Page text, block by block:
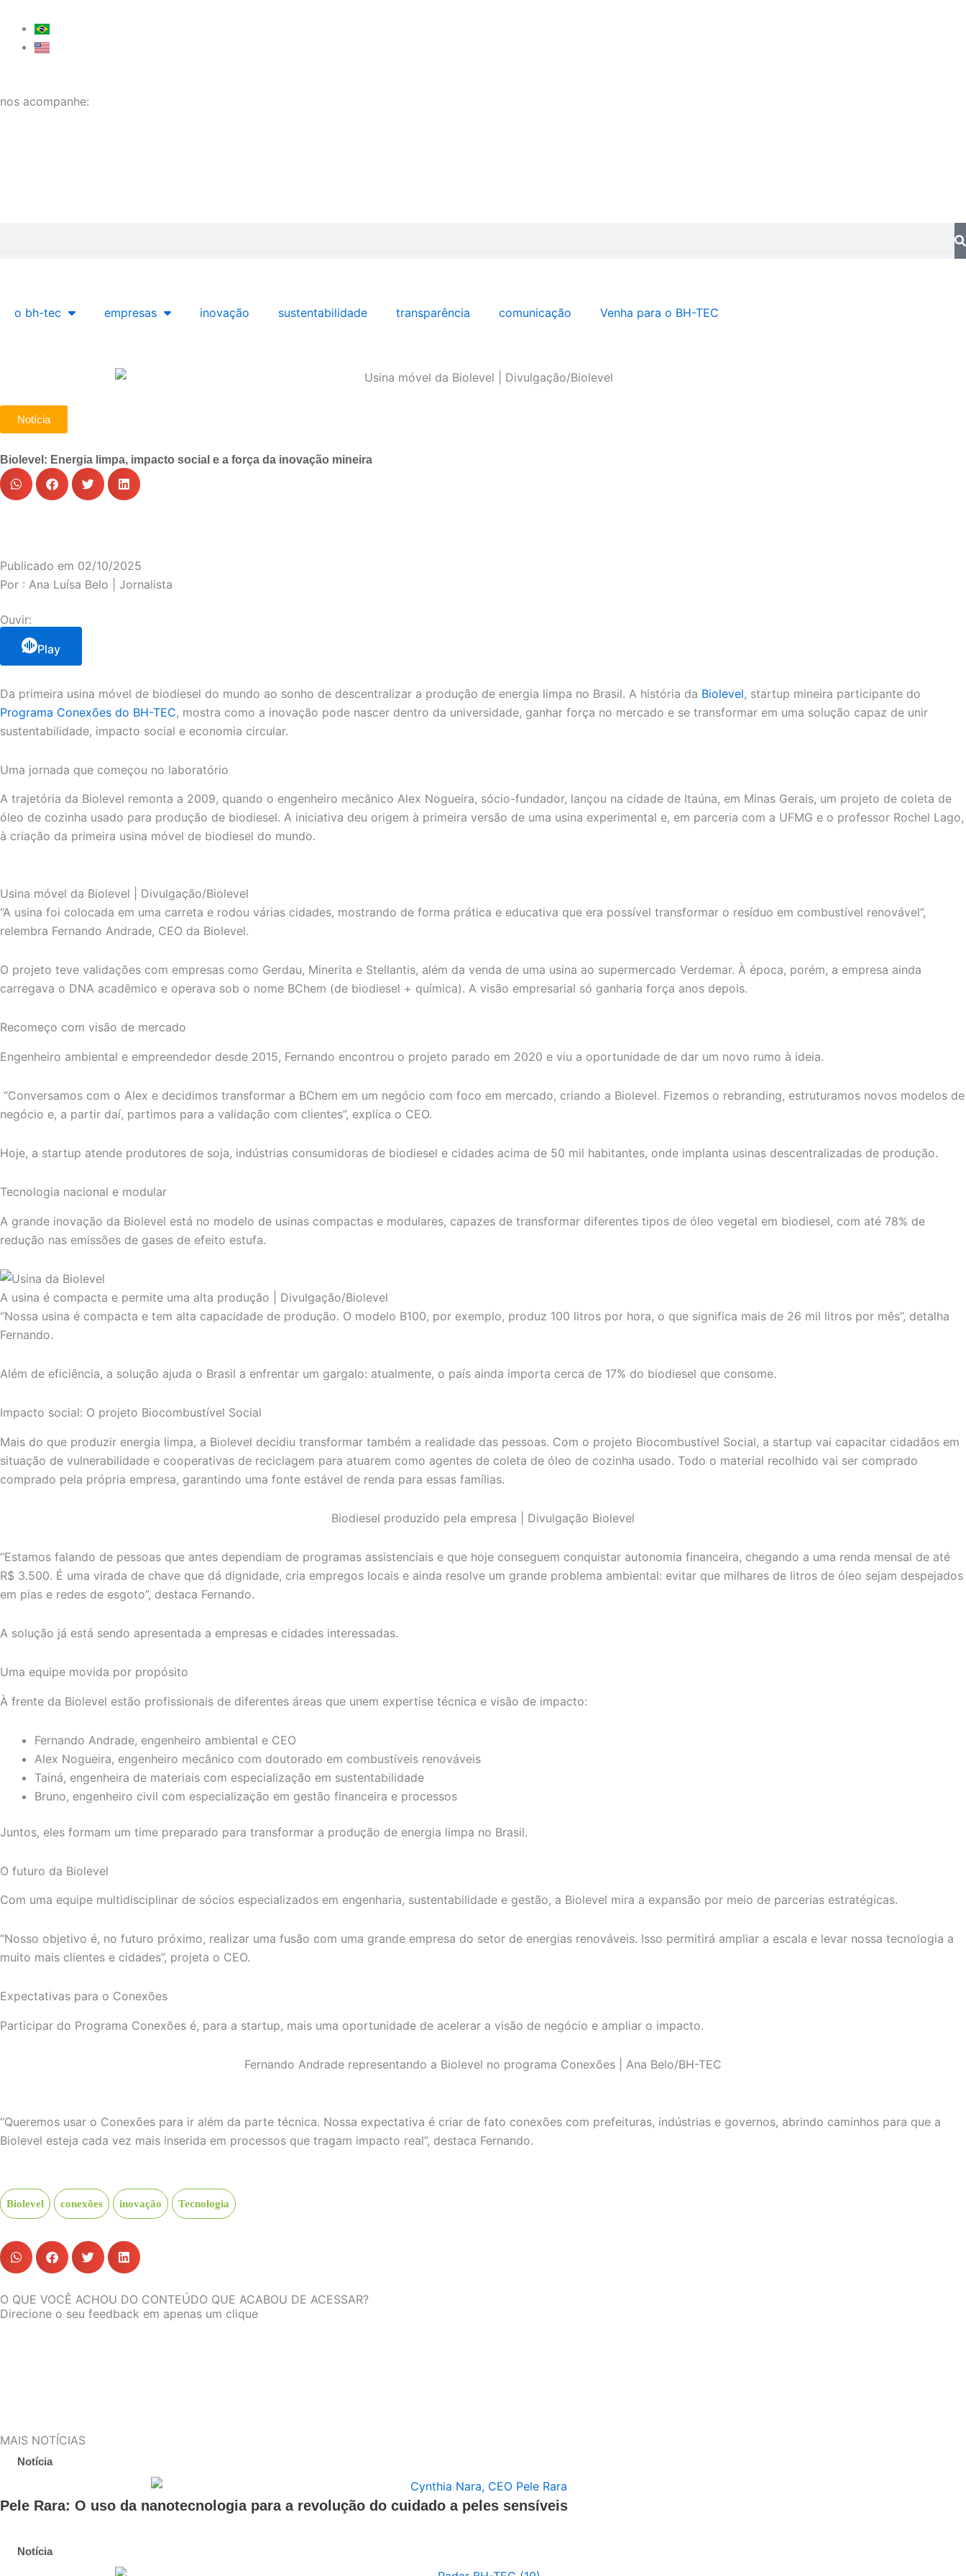
para
nos acompanhe:
o bh-tec empresas inovação sustentabilidade transparência comunicação Venha para o BH-TEC
Notícia
Biolevel: Energia limpa, impacto social e a força da inovação mineira
Publicado em 02/10/2025
Por : Ana Luísa Belo | Jornalista
Ouvir:
Play
Da primeira usina móvel de biodiesel do mundo ao sonho de descentralizar a produção de energia limpa no Brasil. A história da Biolevel, startup mineira participante do
Programa Conexões do BH-TEC, mostra como a inovação pode nascer dentro da universidade, ganhar força no mercado e se transformar em uma solução capaz de unir
sustentabilidade, impacto social e economia circular.
Uma jornada que começou no laboratório
A trajetória da Biolevel remonta a 2009, quando o engenheiro mecânico Alex Nogueira, sócio-fundador, lançou na cidade de Itaúna, em Minas Gerais, um projeto de coleta de
óleo de cozinha usado para produção de biodiesel. A iniciativa deu origem à primeira versão de uma usina experimental e, em parceria com a UFMG e o professor Rochel Lago,
à criação da primeira usina móvel de biodiesel do mundo.
Usina móvel da Biolevel | Divulgação/Biolevel
“A usina foi colocada em uma carreta e rodou várias cidades, mostrando de forma prática e educativa que era possível transformar o resíduo em combustível renovável”,
relembra Fernando Andrade, CEO da Biolevel.
O projeto teve validações com empresas como Gerdau, Minerita e Stellantis, além da venda de uma usina ao supermercado Verdemar. À época, porém, a empresa ainda
carregava o DNA acadêmico e operava sob o nome BChem (de biodiesel + química). A visão empresarial só ganharia força anos depois.
Recomeço com visão de mercado
Engenheiro ambiental e empreendedor desde 2015, Fernando encontrou o projeto parado em 2020 e viu a oportunidade de dar um novo rumo à ideia.
“Conversamos com o Alex e decidimos transformar a BChem em um negócio com foco em mercado, criando a Biolevel. Fizemos o rebranding, estruturamos novos modelos de
negócio e, a partir daí, partimos para a validação com clientes”, explica o CEO.
Hoje, a startup atende produtores de soja, indústrias consumidoras de biodiesel e cidades acima de 50 mil habitantes, onde implanta usinas descentralizadas de produção.
Tecnologia nacional e modular
A grande inovação da Biolevel está no modelo de usinas compactas e modulares, capazes de transformar diferentes tipos de óleo vegetal em biodiesel, com até 78% de
redução nas emissões de gases de efeito estufa.
A usina é compacta e permite uma alta produção | Divulgação/Biolevel
“Nossa usina é compacta e tem alta capacidade de produção. O modelo B100, por exemplo, produz 100 litros por hora, o que significa mais de 26 mil litros por mês”, detalha
Fernando.
Além de eficiência, a solução ajuda o Brasil a enfrentar um gargalo: atualmente, o país ainda importa cerca de 17% do biodiesel que consome.
Impacto social: O projeto Biocombustível Social
Mais do que produzir energia limpa, a Biolevel decidiu transformar também a realidade das pessoas. Com o projeto Biocombustível Social, a startup vai capacitar cidadãos em
situação de vulnerabilidade e cooperativas de reciclagem para atuarem como agentes de coleta de óleo de cozinha usado. Todo o material recolhido vai ser comprado
comprado pela própria empresa, garantindo uma fonte estável de renda para essas famílias.
Biodiesel produzido pela empresa | Divulgação Biolevel
“Estamos falando de pessoas que antes dependiam de programas assistenciais e que hoje conseguem conquistar autonomia financeira, chegando a uma renda mensal de até
R$ 3.500. É uma virada de chave que dá dignidade, cria empregos locais e ainda resolve um grande problema ambiental: evitar que milhares de litros de óleo sejam despejados
em pias e redes de esgoto”, destaca Fernando.
A solução já está sendo apresentada a empresas e cidades interessadas.
Uma equipe movida por propósito
À frente da Biolevel estão profissionais de diferentes áreas que unem expertise técnica e visão de impacto:
Fernando Andrade, engenheiro ambiental e CEO
Alex Nogueira, engenheiro mecânico com doutorado em combustíveis renováveis
Tainá, engenheira de materiais com especialização em sustentabilidade
Bruno, engenheiro civil com especialização em gestão financeira e processos
Juntos, eles formam um time preparado para transformar a produção de energia limpa no Brasil.
O futuro da Biolevel
Com uma equipe multidisciplinar de sócios especializados em engenharia, sustentabilidade e gestão, a Biolevel mira a expansão por meio de parcerias estratégicas.
“Nosso objetivo é, no futuro próximo, realizar uma fusão com uma grande empresa do setor de energias renováveis. Isso permitirá ampliar a escala e levar nossa tecnologia a
muito mais clientes e cidades”, projeta o CEO.
Expectativas para o Conexões
Participar do Programa Conexões é, para a startup, mais uma oportunidade de acelerar a visão de negócio e ampliar o impacto.
Fernando Andrade representando a Biolevel no programa Conexões | Ana Belo/BH-TEC
“Queremos usar o Conexões para ir além da parte técnica. Nossa expectativa é criar de fato conexões com prefeituras, indústrias e governos, abrindo caminhos para que a
Biolevel esteja cada vez mais inserida em processos que tragam impacto real”, destaca Fernando.
Biolevel conexões inovação Tecnologia
O QUE VOCÊ ACHOU DO CONTEÚDO QUE ACABOU DE ACESSAR?
Direcione o seu feedback em apenas um clique
MAIS NOTÍCIAS
Notícia
Pele Rara: O uso da nanotecnologia para a revolução do cuidado a peles sensíveis
Notícia